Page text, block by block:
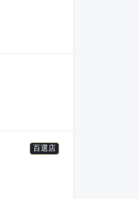
百選店